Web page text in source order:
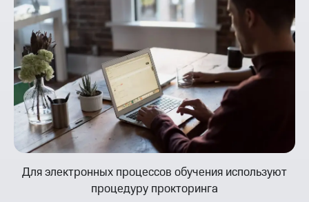
Для электронных процессов обучения используют
процедуру прокторинга